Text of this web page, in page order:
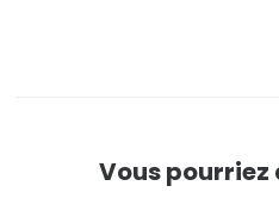
Vous pourriez